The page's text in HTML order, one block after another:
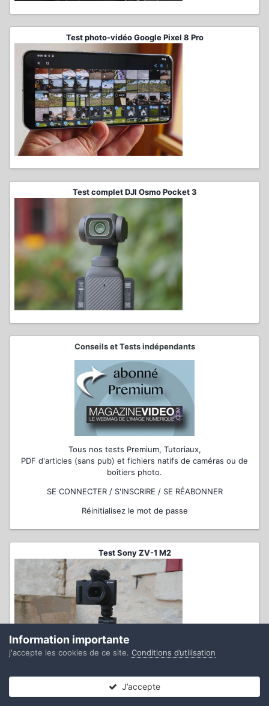
Test photo-vidéo Google Pixel 8 Pro
Test complet DJI Osmo Pocket 3
Conseils et Tests indépendants
Tous nos tests Premium, Tutoriaux,
PDF d'articles (sans pub) et fichiers natifs de caméras ou de
boîtiers photo.
SE CONNECTER / S'INSCRIRE / SE RÉABONNER
Réinitialisez le mot de passe
Test Sony ZV-1 M2
Information importante
j'accepte les cookies de ce site. Conditions d’utilisation
J’accepte